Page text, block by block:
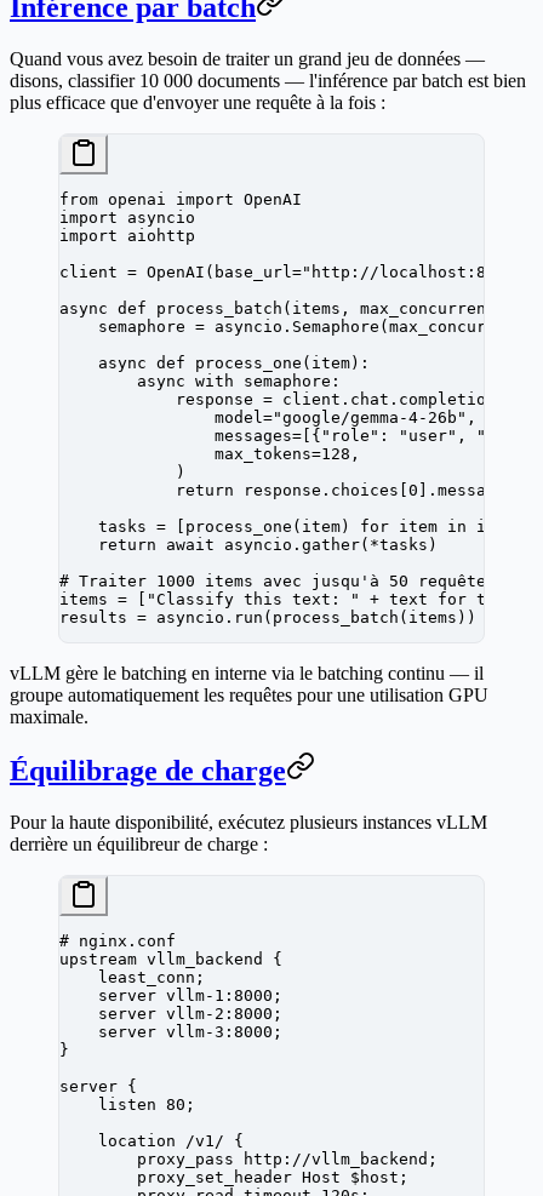
Inférence par batch
Quand vous avez besoin de traiter un grand jeu de données —
disons, classifier 10 000 documents — l'inférence par batch est bien
plus efficace que d'envoyer une requête à la fois :
from openai import OpenAI
import asyncio
import aiohttp
client = OpenAI( base_url ="http://localhost:8000/
async def process_batch (items, max_concurrent
    semaphore
= asyncio.Semaphore(max_concurrent)
    async
def process_one (item):
        async
with semaphore:
            response
=
                model
="google/gemma-4-26b" ,
                messages
= [{ "role" : "user" ,
                max_tokens
=128 ,
            )
            return
response.choices[0
    tasks
= [process_one(item) for item in items]
    return
await asyncio.gather( *tasks)
# Traiter 1000 items avec jusqu'à 50 requêtes
items = [ "Classify this text: " + text for text
results = asyncio.run(process_batch(items))
vLLM gère le batching en interne via le batching continu — il
groupe automatiquement les requêtes pour une utilisation GPU
maximale.
Équilibrage de charge
Pour la haute disponibilité, exécutez plusieurs instances vLLM
derrière un équilibreur de charge :
# nginx.conf
upstream vllm_backend {
    least_conn
;
    server
vllm-1:8000;
    server
vllm-2:8000;
    server
vllm-3:8000;
}
server {
    listen
80 ;
    location
/v1/ {
        proxy_pass
http://vllm_backend;
        proxy_set_header
Host $host;